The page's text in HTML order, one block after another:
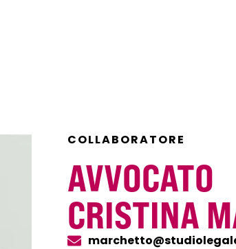
COLLABORATORE
AVVOCATO
CRISTINA